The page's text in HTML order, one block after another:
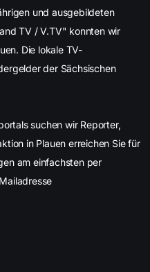
und ausgebildeten
TV / V.TV" konnten wir
Die lokale TV-
der Sächsischen
suchen wir Reporter,
in Plauen erreichen Sie für
am einfachsten per